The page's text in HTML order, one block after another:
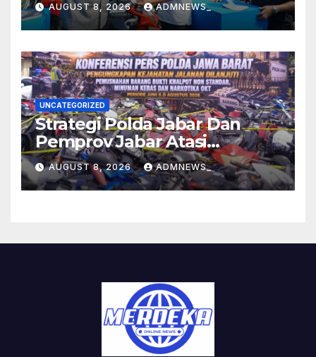
Knalpot Sukarela
AUGUST 8, 2026 ADMNEWS_
UNCATEGORIZED
Strategi Polda Jabar Dan
Pemprov Jabar Atasi
Kejahatan Jalanan
AUGUST 8, 2026 ADMNEWS_